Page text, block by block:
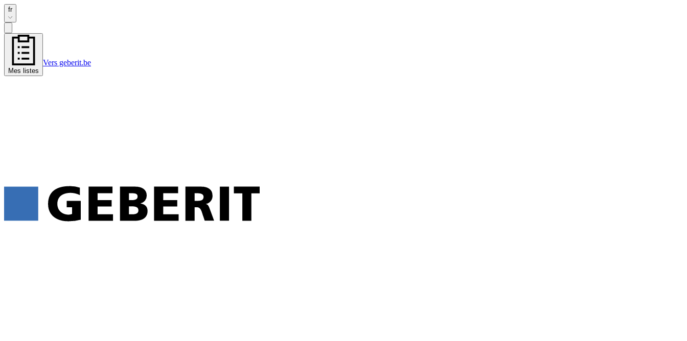
fr
Mes listes
Vers geberit.be